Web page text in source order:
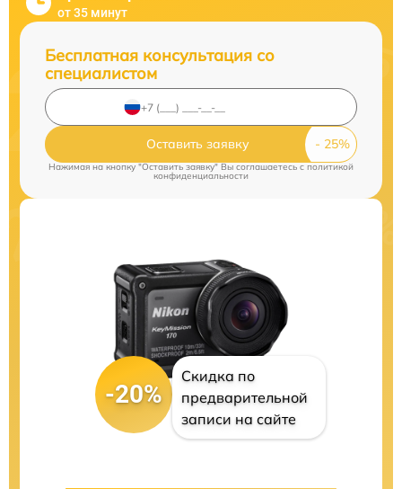
от 35 минут
Бесплатная консультация со
специалистом
Оставить заявку
Нажимая на кнопку "Оставить заявку" Вы соглашаетесь cполитикой
конфиденциальности
-20%
Скидка по
предварительной
записи на сайте